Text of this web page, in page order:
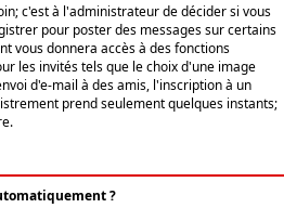
c'est à l'administrateur de décider si vous
pour poster des messages sur certains
vous donnera accès à des fonctions
les invités tels que le choix d'une image
d'e-mail à des amis, l'inscription à un
prend seulement quelques instants;
?